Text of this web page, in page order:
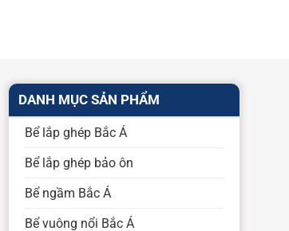
DANH MỤC SẢN PHẨM
Bể lắp ghép Bắc Á
Bể lắp ghép bảo ôn
Bể ngầm Bắc Á
Bể vuông nổi Bắc Á